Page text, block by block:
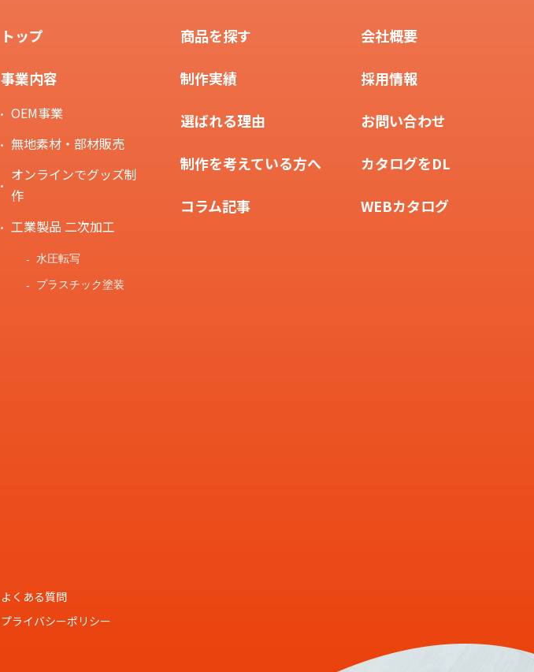
トップ
事業内容
OEM事業
無地素材・部材販売
オンラインでグッズ制
作
工業製品 二次加工
水圧転写
プラスチック塗装
商品を探す
制作実績
選ばれる理由
制作を考えている方へ
コラム記事
会社概要
採用情報
お問い合わせ
カタログをDL
WEBカタログ
よくある質問
プライバシーポリシー